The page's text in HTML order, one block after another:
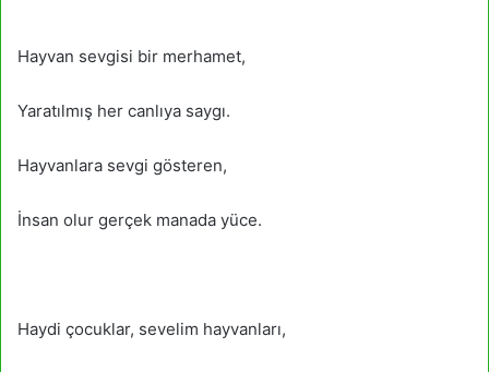
Hayvan sevgisi bir merhamet,
Yaratılmış her canlıya saygı.
Hayvanlara sevgi gösteren,
İnsan olur gerçek manada yüce.
Haydi çocuklar, sevelim hayvanları,